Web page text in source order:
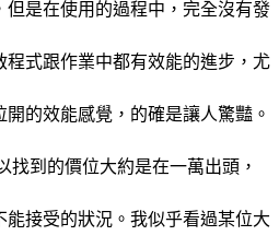
但是在使用的過程中，完全沒有發
程式跟作業中都有效能的進步，尤
的效能感覺，的確是讓人驚豔。
找到的價位大約是在一萬出頭，
接受的狀況。我似乎看過某位大